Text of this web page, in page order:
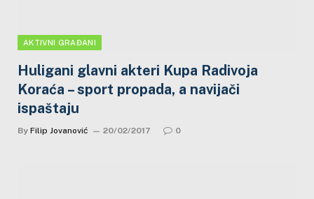
AKTIVNI GRAĐANI
Huligani glavni akteri Kupa Radivoja
Koraća – sport propada, a navijači
ispaštaju
By Filip Jovanović 20/02/2017 0